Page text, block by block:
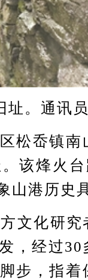
址。通讯
岙镇南
该烽火台
山港历史
化研究
，经过
步，指着